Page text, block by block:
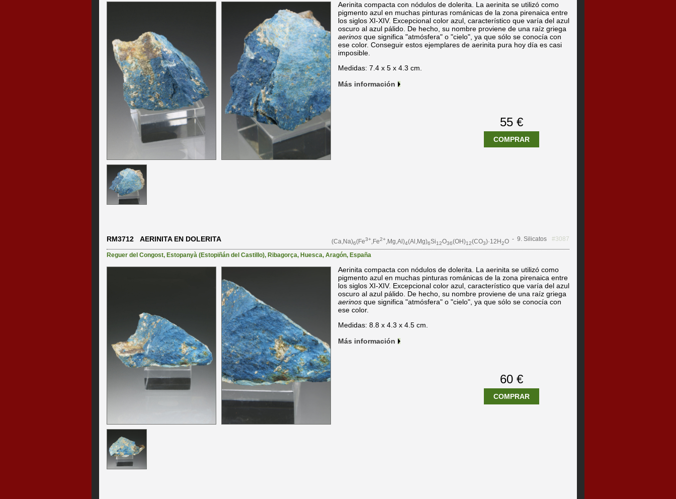
Aerinita compacta con nódulos de dolerita. La aerinita se utilizó como
pigmento azul en muchas pinturas románicas de la zona pirenaica entre
los siglos XI-XIV. Excepcional color azul, característico que varía del azul
oscuro al azul pálido. De hecho, su nombre proviene de una raíz griega
aerinos que significa "atmósfera" o "cielo", ya que sólo se conocía con
ese color. Conseguir estos ejemplares de aerinita pura hoy día es casi
imposible.
Medidas: 7.4 x 5 x 4.3 cm.
Más información
55 €
COMPRAR
RM3712 AERINITA EN DOLERITA (Ca,Na)6(Fe3+ ,Fe2+ ,Mg,Al)4(Al,Mg)6Si12O36(OH)12(CO3)·12H2O - 9. Silicatos #3087
Reguer del Congost, Estopanyà (Estopiñán del Castillo), Ribagorça, Huesca, Aragón, España
Aerinita compacta con nódulos de dolerita. La aerinita se utilizó como
pigmento azul en muchas pinturas románicas de la zona pirenaica entre
los siglos XI-XIV. Excepcional color azul, característico que varía del azul
oscuro al azul pálido. De hecho, su nombre proviene de una raíz griega
aerinos que significa "atmósfera" o "cielo", ya que sólo se conocía con
ese color.
Medidas: 8.8 x 4.3 x 4.5 cm.
Más información
60 €
COMPRAR